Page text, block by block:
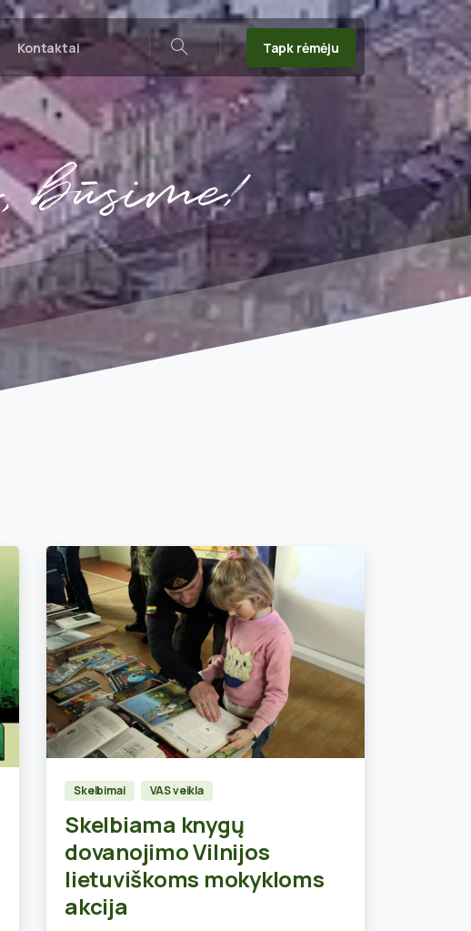
Kontaktai
Search
Tapk rėmėju
Skelbimai VAS veikla
Skelbiama knygų
dovanojimo Vilnijos
lietuviškoms mokykloms
akcija